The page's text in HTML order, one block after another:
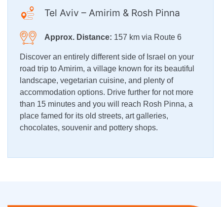
Tel Aviv – Amirim & Rosh Pinna
Approx. Distance: 157 km via Route 6
Discover an entirely different side of Israel on your
road trip to Amirim, a village known for its beautiful
landscape, vegetarian cuisine, and plenty of
accommodation options. Drive further for not more
than 15 minutes and you will reach Rosh Pinna, a
place famed for its old streets, art galleries,
chocolates, souvenir and pottery shops.